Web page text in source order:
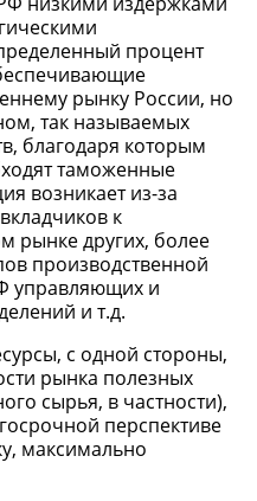
процент
рынку России, но
так называемых
благодаря которым
таможенные
возникает из-за
к
рынке других, более
производственной
управляющих и
и т.д.
с одной стороны,
рынка полезных
сырья, в частности),
перспективе
максимально